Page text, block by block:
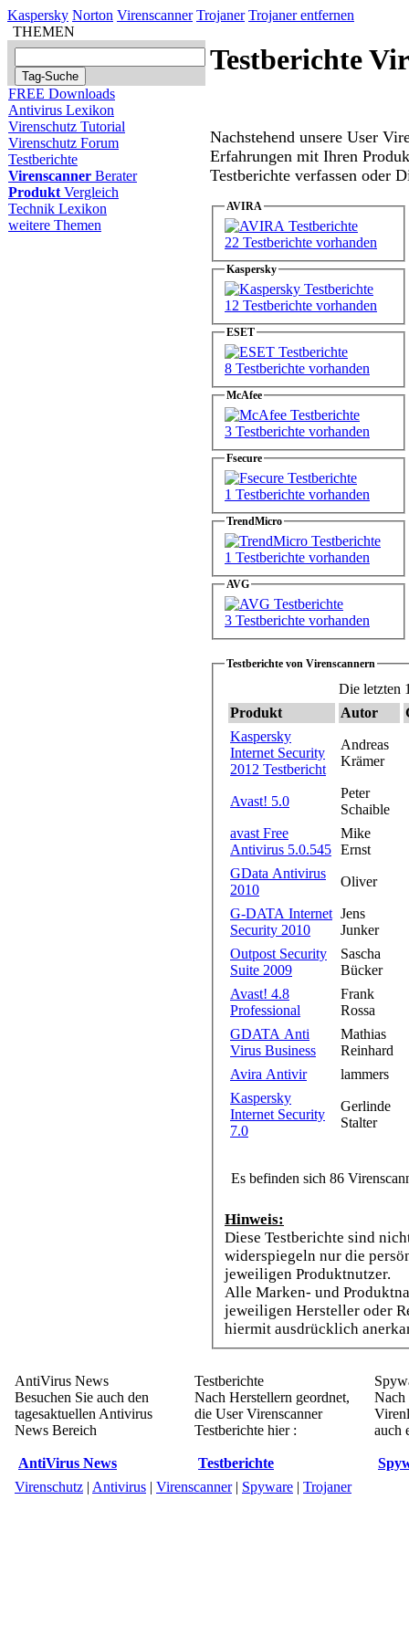
Kaspersky Norton Virenscanner Trojaner Trojaner entfernen
THEMEN
FREE Downloads
Antivirus Lexikon
Virenschutz Tutorial
Virenschutz Forum
Testberichte
Virenscanner Berater
Produkt Vergleich
Technik Lexikon
weitere Themen
Testberichte
Nachstehend unsere User
Erfahrungen mit Ihren
Testberichte verfassen oder
AVIRA
22 Testberichte vorhanden
Kaspersky
12 Testberichte vorhanden
ESET
8 Testberichte vorhanden
McAfee
3 Testberichte vorhanden
Fsecure
1 Testberichte vorhanden
TrendMicro
1 Testberichte vorhanden
AVG
3 Testberichte vorhanden
Testberichte von Virenscannern
Die letzten
Produkt
Autor
Kaspersky
Internet Security
2012 Testbericht
Andreas
Krämer
Avast! 5.0
Peter
Schaible
avast Free
Antivirus 5.0.545
Mike
Ernst
GData Antivirus
2010
Oliver
G-DATA Internet
Security 2010
Jens
Junker
Outpost Security
Suite 2009
Sascha
Bücker
Avast! 4.8
Professional
Frank
Rossa
GDATA Anti
Virus Business
Mathias
Reinhard
Avira Antivir
lammers
Kaspersky
Internet Security
7.0
Gerlinde
Stalter
Es befinden sich 86
Hinweis:
Diese Testberichte sind
widerspiegeln nur die persönlichen
jeweiligen Produktnutzer.
Alle Marken- und
jeweiligen Hersteller oder
hiermit ausdrücklich
AntiVirus News
Besuchen Sie auch den
tagesaktuellen Antivirus
News Bereich
AntiVirus News
Testberichte
Nach Herstellern geordnet,
die User Virenscanner
Testberichte hier :
Testberichte
Nach
auch
Virenschutz | Antivirus | Virenscanner| Spyware | Trojaner